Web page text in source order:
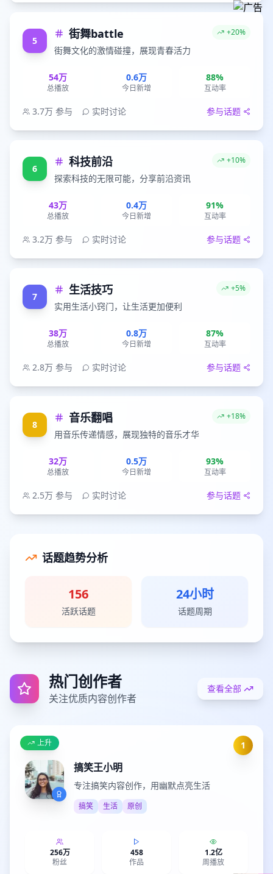
5 街舞battle
街舞文化的激情碰撞，展现青春活力
+20%
54万
总播放
0.6万
今日新增
88%
互动率
3.7万 参与 实时讨论 参与话题
6 科技前沿
探索科技的无限可能，分享前沿资讯
+10%
43万
总播放
0.4万
今日新增
91%
互动率
3.2万 参与 实时讨论 参与话题
7 生活技巧
实用生活小窍门，让生活更加便利
+5%
38万
总播放
0.8万
今日新增
87%
互动率
2.8万 参与 实时讨论 参与话题
8 音乐翻唱
用音乐传递情感，展现独特的音乐才华
+18%
32万
总播放
0.5万
今日新增
93%
互动率
2.5万 参与 实时讨论 参与话题
话题趋势分析
156
活跃话题
24小时
话题周期
热门创作者
关注优质内容创作者
查看全部
1
上升
搞笑王小明
专注搞笑内容创作，用幽默点亮生活
搞笑 生活 原创
256万
粉丝
458
作品
1.2亿
周播放